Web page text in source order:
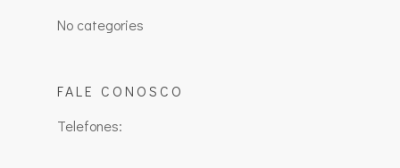
No categories
FALE CONOSCO
Telefones: